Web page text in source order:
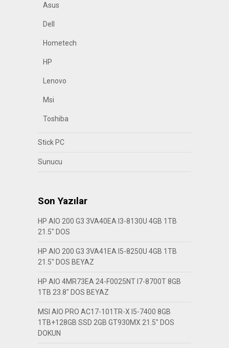
Asus
Dell
Hometech
HP
Lenovo
Msi
Toshiba
Stick PC
Sunucu
Son Yazılar
HP AIO 200 G3 3VA40EA I3-8130U 4GB 1TB
21.5″ DOS
HP AIO 200 G3 3VA41EA I5-8250U 4GB 1TB
21.5″ DOS BEYAZ
HP AIO 4MR73EA 24-F0025NT I7-8700T 8GB
1TB 23.8″ DOS BEYAZ
MSI AIO PRO AC17-101TR-X I5-7400 8GB
1TB+128GB SSD 2GB GT930MX 21.5″ DOS
DOKUN